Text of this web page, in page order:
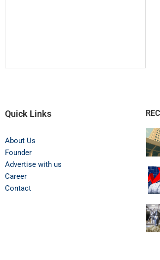
Quick Links
About Us
Founder
Advertise with us
Career
Contact